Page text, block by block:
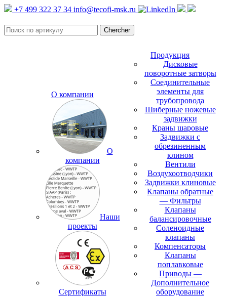
+7 499 322 37 34 info@tecofi-msk.ru
О компании
О
компании
Наши
проекты
Сертификаты
Продукция
Дисковые
поворотные затворы
Соединительные
элементы для
трубопровода
Шиберные ножевые
задвижки
Краны шаровые
Задвижки с
обрезиненным
клином
Вентили
Воздухоотводчики
Задвижки клиновые
Клапаны обратные
— Фильтры
Клапаны
балансировочные
Соленоидные
клапаны
Компенсаторы
Клапаны
поплавковые
Приводы —
Дополнительное
оборудование